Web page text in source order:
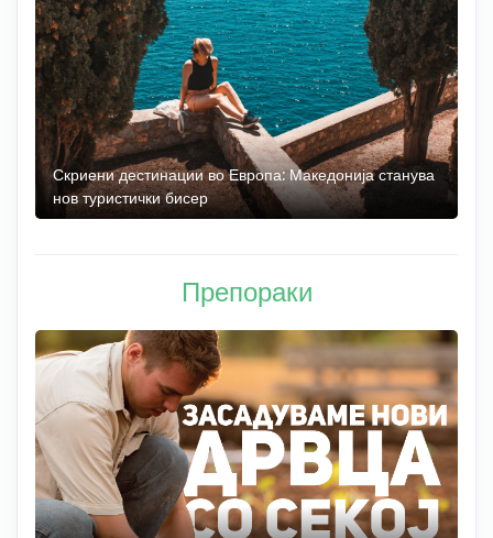
Скриени дестинации во Европа: Македонија станува
нов туристички бисер
Препораки